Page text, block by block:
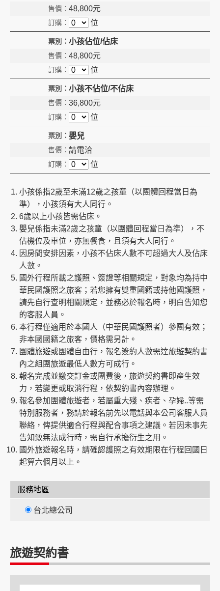
48,800元
位
小孩佔位/佔床
48,800元
位
小孩不佔位/不佔床
36,800元
位
嬰兒
請電洽
位
小孩係指2歲至未滿12歲之孩童（以團體回程當日為
準），小孩須有大人同行。
6歲以上小孩皆需佔床。
嬰兒係指未滿2歲之孩童（以團體回程當日為準），不
佔機位及車位，亦無餐食，且須有大人同行。
因房間安排因素，小孩不佔床人數不可超過大人及佔床
人數。
國外行程所載之護照、簽證等相關規定，對象均為持中
華民國護照之旅客；若您擁有雙重國籍或持他國護照，
請先自行查明相關規定，並務必於報名時，明白告知您
的客服人員。
本行程僅適用於本國人（中華民國護照者）參團有效；
非本國國籍之旅客，價格需另計。
團體旅遊或團體自由行，報名簽約人數需達旅遊契約書
內之組團旅遊最低人數方可成行。
報名完成並繳交訂金或團費後，旅遊契約書即產生效
力，若變更或取消行程，依契約書內容辦理。
報名參加團體旅遊者，若屬重大殘、疾者、孕婦..等需
特別服務者，務請於報名前先以電話與本公司客服人員
聯絡，俾提供適合行程與配合事項之建議。若因未事先
告知致無法成行時，需自行承擔衍生之用。
國外旅遊報名時，請確認護照之有效期限在行程回國日
起算六個月以上。
服務地區
台北總公司
旅遊契約書